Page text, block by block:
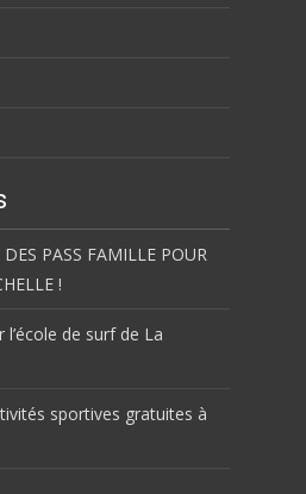
DES PASS FAMILLE POUR
!
de surf de La
sportives gratuites à